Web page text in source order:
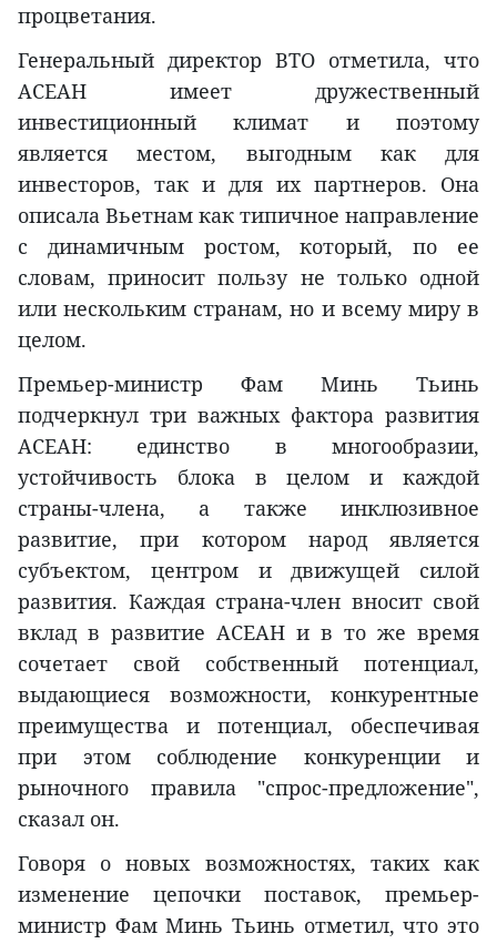
процветания.
Генеральный директор ВТО отметила, что
АСЕАН имеет дружественный
инвестиционный климат и поэтому
является местом, выгодным как для
инвесторов, так и для их партнеров. Она
описала Вьетнам как типичное направление
с динамичным ростом, который, по ее
словам, приносит пользу не только одной
или нескольким странам, но и всему миру в
целом.
Премьер-министр Фам Минь Тьинь
подчеркнул три важных фактора развития
АСЕАН: единство в многообразии,
устойчивость блока в целом и каждой
страны-члена, а также инклюзивное
развитие, при котором народ является
субъектом, центром и движущей силой
развития. Каждая страна-член вносит свой
вклад в развитие АСЕАН и в то же время
сочетает свой собственный потенциал,
выдающиеся возможности, конкурентные
преимущества и потенциал, обеспечивая
при этом соблюдение конкуренции и
рыночного правила "спрос-предложение",
сказал он.
Говоря о новых возможностях, таких как
изменение цепочки поставок, премьер-
министр Фам Минь Тьинь отметил, что это